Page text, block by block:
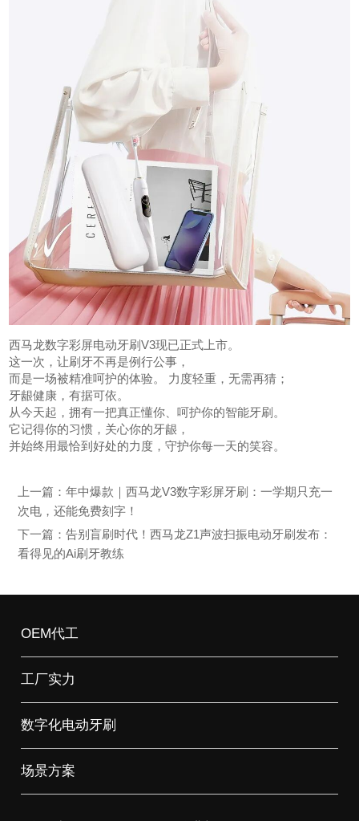
西马龙数字彩屏电动牙刷V3现已正式上市。
这一次，让刷牙不再是例行公事，
而是一场被精准呵护的体验。 力度轻重，无需再猜；
牙龈健康，有据可依。
从今天起，拥有一把真正懂你、呵护你的智能牙刷。
它记得你的习惯，关心你的牙龈，
并始终用最恰到好处的力度，守护你每一天的笑容。
上一篇： 年中爆款｜西马龙V3数字彩屏牙刷：一学期只充一
次电，还能免费刻字！
下一篇： 告别盲刷时代！西马龙Z1声波扫振电动牙刷发布：
看得见的Ai刷牙教练
OEM代工
工厂实力
数字化电动牙刷
场景方案